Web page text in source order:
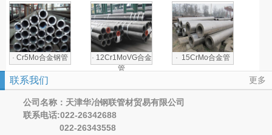
· Cr5Mo合金钢管 · 12Cr1MoVG合金
管
· 15CrMo合金管
更多
联系我们
公司名称：天津华冶钢联管材贸易有限公司
联系电话:022-26342688
022-26343558